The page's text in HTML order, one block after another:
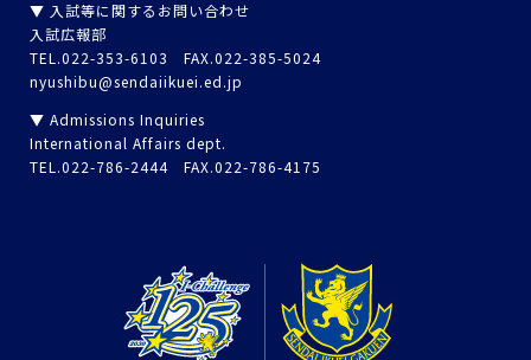
▼ 入試等に関するお問い合わせ
入試広報部
TEL.022-353-6103 FAX.022-385-5024
nyushibu@sendaiikuei.ed.jp
▼ Admissions Inquiries
International Affairs dept.
TEL.022-786-2444 FAX.022-786-4175